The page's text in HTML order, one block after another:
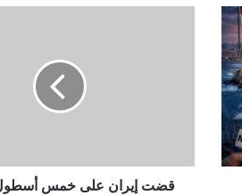
ع
قضت إيران على خمس